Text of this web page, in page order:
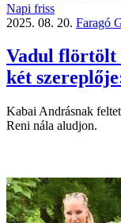
Napi friss
2025. 08. 20. Faragó
Vadul flörtölt
két
Kabai Andrásnak
Reni nála aludjon.